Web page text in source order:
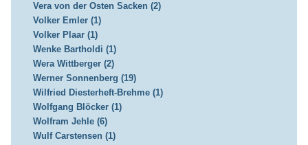
Vera von der Osten Sacken (2)
Volker Emler (1)
Volker Plaar (1)
Wenke Bartholdi (1)
Wera Wittberger (2)
Werner Sonnenberg (19)
Wilfried Diesterheft-Brehme (1)
Wolfgang Blöcker (1)
Wolfram Jehle (6)
Wulf Carstensen (1)